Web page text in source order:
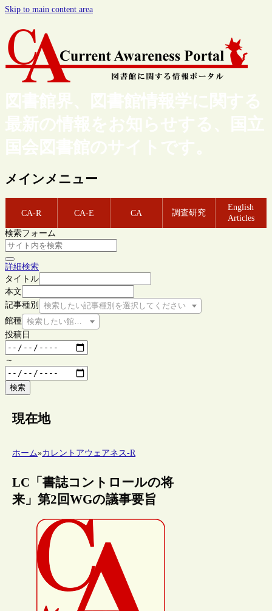
Skip to main content area
図書館界、図書館情報学に関する
最新の情報をお知らせする、国立
国会図書館のサイトです。
メインメニュー
CA-R CA-E CA 調査研究
English
Articles
検索フォーム
詳細検索
タイトル
本文
記事種別
検索したい記事種別を選択してください
館種 検索したい館種を選択してください
投稿日
～
検索
現在地
ホーム»カレントアウェアネス-R
LC「書誌コントロールの将
来」第2回WGの議事要旨